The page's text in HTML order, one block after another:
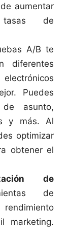
aumentar
tasas de
A/B te
diferentes
Puedes
asunto,
y más. Al
optimizar
obtener el
de
de
marketing.